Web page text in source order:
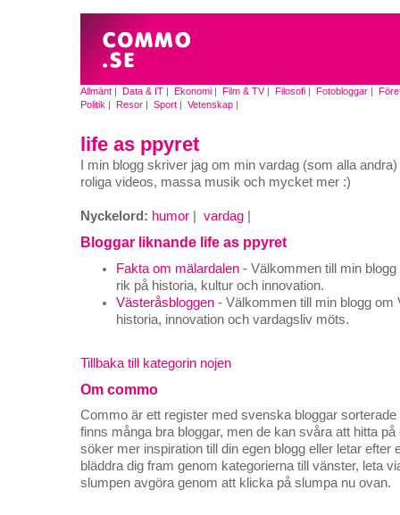
Allmänt | Data & IT | Ekonomi | Film & TV| Filosofi | Fotobloggar |
Politik | Resor | Sport | Vetenskap |
life as ppyret
I min blogg skriver jag om min vardag (som alla
roliga videos, massa musik och mycket mer :)
Nyckelord: humor vardag
Bloggar liknande life as ppyret
Fakta om mälardalen - Välkommen till min
rik på historia, kultur och innovation.
Västeråsbloggen - Välkommen till min blogg om
historia, innovation och vardagsliv möts.
Tillbaka till kategorin nojen
Om commo
Commo är ett register med svenska bloggar sorterade
finns många bra bloggar, men de kan svåra att hitta
söker mer inspiration till din egen blogg eller letar efter
bläddra dig fram genom kategorierna till vänster, leta
slumpen avgöra genom att klicka på slumpa nu ovan.